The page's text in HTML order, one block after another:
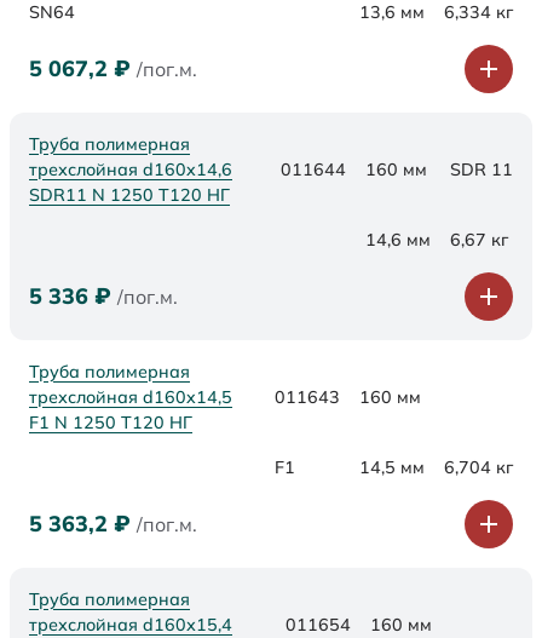
SN64 13,6 мм 6,334 кг
5 067,2 ₽ /пог.м.
Труба полимерная
трехслойная d160x14,6
SDR11 N 1250 Т120 НГ
011644 160 мм SDR 11
14,6 мм 6,67 кг
5 336 ₽ /пог.м.
Труба полимерная
трехслойная d160x14,5
F1 N 1250 Т120 НГ
011643 160 мм
F1 14,5 мм 6,704 кг
5 363,2 ₽ /пог.м.
Труба полимерная
трехслойная d160х15,4
011654 160 мм